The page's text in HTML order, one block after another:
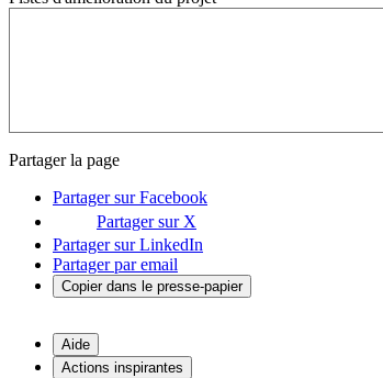
Partager la page
Partager sur Facebook
Partager sur X
Partager sur LinkedIn
Partager par email
Copier dans le presse-papier
Aide
Actions inspirantes